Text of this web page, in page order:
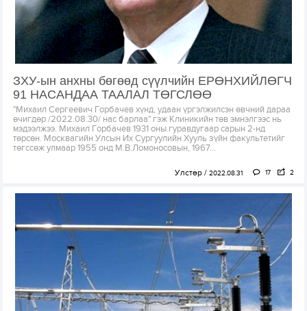
ЗХУ-ын анхны бөгөөд сүүлчийн ЕРӨНХИЙЛӨГЧ
91 НАСАНДАА ТААЛАЛ ТӨГСЛӨӨ
"Михаил Сергеевич Горбачев хүнд, удаан үргэлжилсэн өвчний дараа
өчигдөр /2022.08.30/ нас барлаа" гэж Клиникийн төв эмнэлгээс нь
мэдээлжээ. Михаил Горбачев 1931 оны гуравдугаар сарын 2-нд
төрсөн. Москвагийн Улсын Их Сургуулийн Хууль зүйн факультетийг
төгссөж улмаар 1955 онд М.В.Ломоносовын, 1967...
Улстөр 2022.08.31 17 2